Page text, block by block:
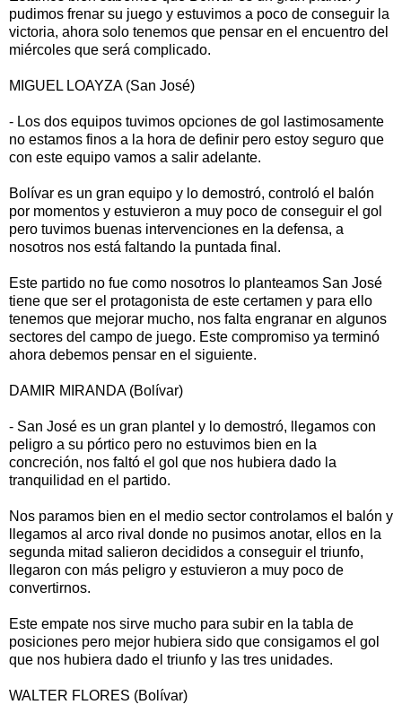
pudimos frenar su juego y estuvimos a poco de conseguir la
victoria, ahora solo tenemos que pensar en el encuentro del
miércoles que será complicado.
MIGUEL LOAYZA (San José)
- Los dos equipos tuvimos opciones de gol lastimosamente
no estamos finos a la hora de definir pero estoy seguro que
con este equipo vamos a salir adelante.
Bolívar es un gran equipo y lo demostró, controló el balón
por momentos y estuvieron a muy poco de conseguir el gol
pero tuvimos buenas intervenciones en la defensa, a
nosotros nos está faltando la puntada final.
Este partido no fue como nosotros lo planteamos San José
tiene que ser el protagonista de este certamen y para ello
tenemos que mejorar mucho, nos falta engranar en algunos
sectores del campo de juego. Este compromiso ya terminó
ahora debemos pensar en el siguiente.
DAMIR MIRANDA (Bolívar)
- San José es un gran plantel y lo demostró, llegamos con
peligro a su pórtico pero no estuvimos bien en la
concreción, nos faltó el gol que nos hubiera dado la
tranquilidad en el partido.
Nos paramos bien en el medio sector controlamos el balón y
llegamos al arco rival donde no pusimos anotar, ellos en la
segunda mitad salieron decididos a conseguir el triunfo,
llegaron con más peligro y estuvieron a muy poco de
convertirnos.
Este empate nos sirve mucho para subir en la tabla de
posiciones pero mejor hubiera sido que consigamos el gol
que nos hubiera dado el triunfo y las tres unidades.
WALTER FLORES (Bolívar)